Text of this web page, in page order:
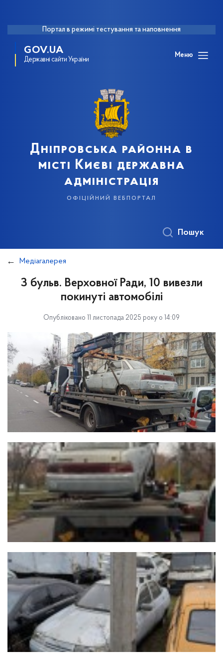
Портал в режимі тестування та наповнення
GOV.UA
Державні сайти України
Меню
Дніпровська районна в
місті Києві державна
адміністрація
офіційний вебпортал
Пошук
Медіагалерея
З бульв. Верховної Ради, 10 вивезли
покинуті автомобілі
Опубліковано 11 листопада 2025 року о 14:09